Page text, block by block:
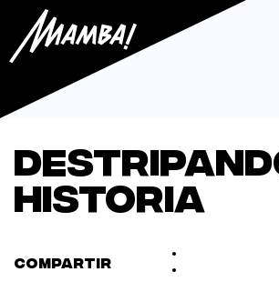
Historia
COMPARTIR